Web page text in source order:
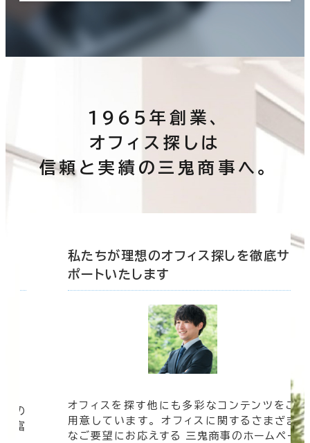
1965年創業、
オフィス探しは
信頼と実績の三鬼商事へ。
の
豊富
私たちが理想のオフィス探しを徹底サ
ポートいたします
オフィスを探す他にも多彩なコンテンツをご
用意しています。 オフィスに関するさまざま
なご要望にお応えする 三鬼商事のホームペー